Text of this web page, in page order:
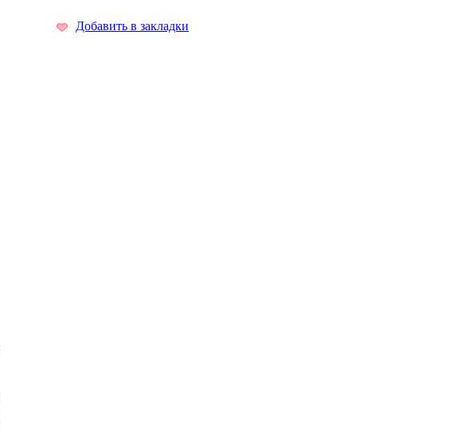
Добавить в закладки